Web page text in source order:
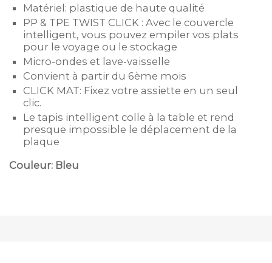
Matériel: plastique de haute qualité
PP & TPE TWIST CLICK : Avec le couvercle
intelligent, vous pouvez empiler vos plats
pour le voyage ou le stockage
Micro-ondes et lave-vaisselle
Convient à partir du 6ème mois
CLICK MAT: Fixez votre assiette en un seul
clic.
Le tapis intelligent colle à la table et rend
presque impossible le déplacement de la
plaque
Couleur: Bleu